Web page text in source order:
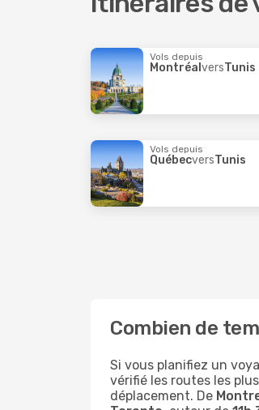
Vols depuis
Montréal versTunis
Vols depuis
QuébecversTunis
Combien de
Si vous planifiez un
vérifié les routes les
déplacement. De